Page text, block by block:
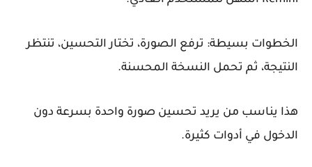
الخطوات بسيطة: ترفع الصورة، تختار التحسين، تنتظر
النتيجة، ثم تحمل النسخة المحسنة.
هذا يناسب من يريد تحسين صورة واحدة بسرعة دون
الدخول في أدوات كثيرة.